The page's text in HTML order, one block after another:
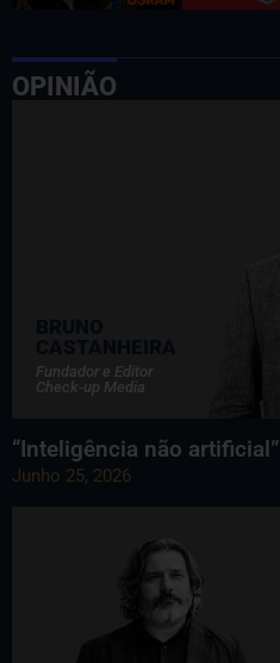
OPINIÃO
Fundador e Editor
Check-up Media
“Inteligência não artificial”
Junho 25, 2026